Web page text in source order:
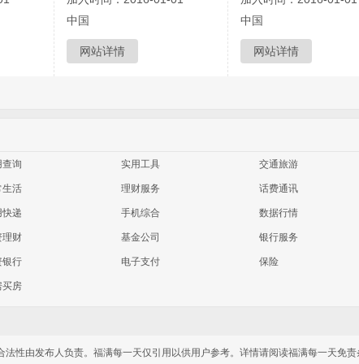
中国
网站详情
中国
网站详情
查询 实用工具 交通旅游
生活 理财服务 话费通讯
快递 手机综合 数据行情
理财 基金公司 银行服务
银行 电子支付 保险
买房
性由发布人负责。福满每一天仅引用以供用户参考。详情请阅读福满每一天免责